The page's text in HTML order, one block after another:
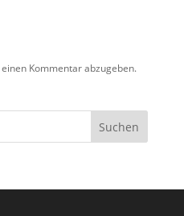
Kommentar abzugeben.